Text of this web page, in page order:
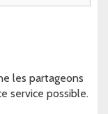
les partageons
service possible.